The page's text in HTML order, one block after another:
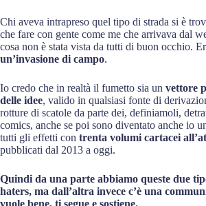
Chi aveva intrapreso quel tipo di strada si è
che fare con gente come me che arrivava dal
cosa non è stata vista da tutti di buon occhio.
un’invasione di campo.
Io credo che in realtà il fumetto sia un vettore
delle idee, valido in qualsiasi fonte di
rotture di scatole da parte dei, definiamoli,
comics, anche se poi sono diventato anche io
tutti gli effetti con trenta volumi cartacei
pubblicati dal 2013 a oggi.
Quindi da una parte abbiamo queste due
haters, ma dall’altra invece c’è una